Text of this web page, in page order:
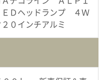
Ｄヘッドランプ ４Ｗ
０インチアルミ